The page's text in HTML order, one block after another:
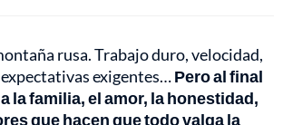
rusa. Trabajo duro, velocidad,
exigentes…Pero al final
la familia, el amor, la honestidad,
que hacen que todo valga la